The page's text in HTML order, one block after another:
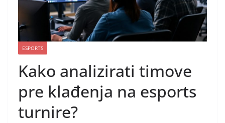
ESPORTS
Kako analizirati timove
pre klađenja na esports
turnire?